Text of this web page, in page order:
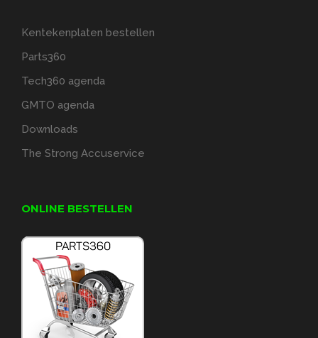
Kentekenplaten bestellen
Parts360
Tech360 agenda
GMTO agenda
Downloads
The Strong Accuservice
ONLINE BESTELLEN